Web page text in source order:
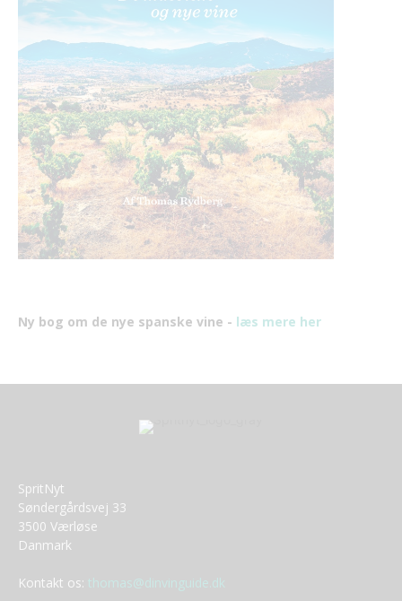
Ny bog om de nye spanske vine - læs mere her
SpritNyt
Søndergårdsvej 33
3500 Værløse
Danmark
Kontakt os: